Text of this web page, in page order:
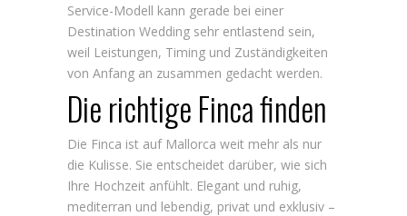
Service-Modell kann gerade bei einer
Destination Wedding sehr entlastend sein,
weil Leistungen, Timing und Zuständigkeiten
von Anfang an zusammen gedacht werden.
Die richtige Finca finden
Die Finca ist auf Mallorca weit mehr als nur
die Kulisse. Sie entscheidet darüber, wie sich
Ihre Hochzeit anfühlt. Elegant und ruhig,
mediterran und lebendig, privat und exklusiv –